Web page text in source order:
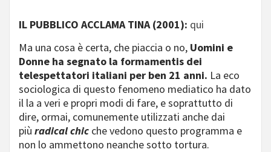
IL PUBBLICO ACCLAMA TINA (2001): qui
Ma una cosa è certa, che piaccia o no, Uomini e
Donne ha segnato la formamentis dei
telespettatori italiani per ben 21 anni. La eco
sociologica di questo fenomeno mediatico ha dato
il la a veri e propri modi di fare, e soprattutto di
dire, ormai, comunemente utilizzati anche dai
più radical chic che vedono questo programma e
non lo ammettono neanche sotto tortura.